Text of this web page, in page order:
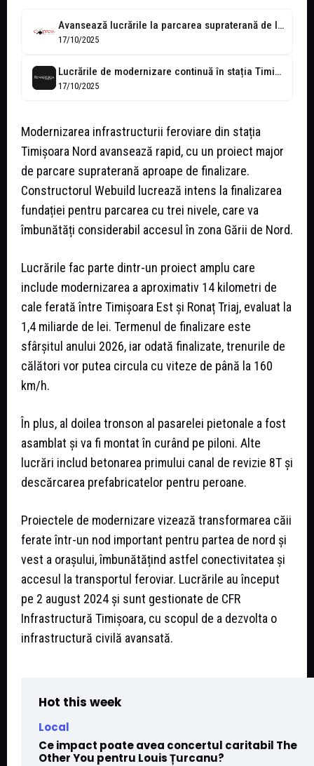
Avansează lucrările la parcarea supraterană de la Gara de Nord din Timișoara
17/10/2025
Lucrările de modernizare continuă în stația Timișoara Nord
17/10/2025
Modernizarea infrastructurii feroviare din stația
Timișoara Nord avansează rapid, cu un proiect major
de parcare supraterană aproape de finalizare.
Constructorul Webuild lucrează intens la finalizarea
fundației pentru parcarea cu trei nivele, care va
îmbunătăți considerabil accesul în zona Gării de Nord.
Lucrările fac parte dintr-un proiect amplu care
include modernizarea a aproximativ 14 kilometri de
cale ferată între Timișoara Est și Ronaț Triaj, evaluat la
1,4 miliarde de lei. Termenul de finalizare este
sfârșitul anului 2026, iar odată finalizate, trenurile de
călători vor putea circula cu viteze de până la 160
km/h.
În plus, al doilea tronson al pasarelei pietonale a fost
asamblat și va fi montat în curând pe piloni. Alte
lucrări includ betonarea primului canal de revizie 8T și
descărcarea prefabricatelor pentru peroane.
Proiectele de modernizare vizează transformarea căii
ferate într-un nod important pentru partea de nord și
vest a orașului, îmbunătățind astfel conectivitatea și
accesul la transportul feroviar. Lucrările au început
pe 2 august 2024 și sunt gestionate de CFR
Infrastructură Timișoara, cu scopul de a dezvolta o
infrastructură civilă avansată.
Hot this week
Local
Ce impact poate avea concertul caritabil The
Other You pentru Louis Țurcanu?